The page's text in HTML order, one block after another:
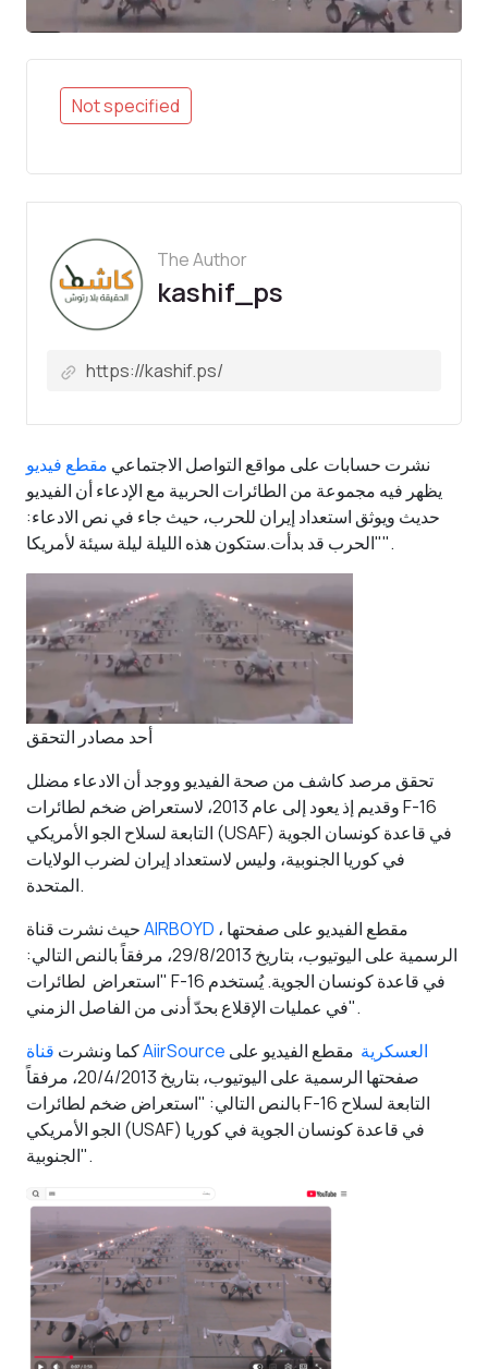
Not specified
The Author
kashif_ps
نشرت حسابات على مواقع التواصل الاجتماعي مقطع فيديو
يظهر فيه مجموعة من الطائرات الحربية مع الإدعاء أن الفيديو
حديث ويوثق استعداد إيران للحرب، حيث جاء في نص الادعاء:
"الحرب قد بدأت.ستكون هذه الليلة ليلة سيئة لأمريكا".
أحد مصادر التحقق
تحقق مرصد كاشف من صحة الفيديو ووجد أن الادعاء مضلل
وقديم إذ يعود إلى عام 2013، لاستعراض ضخم لطائرات F-16
التابعة لسلاح الجو الأمريكي (USAF) في قاعدة كونسان الجوية
في كوريا الجنوبية، وليس لاستعداد إيران لضرب الولايات
المتحدة.
AIRBOYD ، مقطع الفيديو على صفحتها
الرسمية على اليوتيوب، بتاريخ 29/8/2013، مرفقاً بالنص التالي:
"استعراض لطائرات F-16 في قاعدة كونسان الجوية. يُستخدم
في عمليات الإقلاع بحدّ أدنى من الفاصل الزمني".
كما ونشرت
قناة AiirSource العسكرية مقطع الفيديو على
صفحتها الرسمية على اليوتيوب، بتاريخ 20/4/2013، مرفقاً
بالنص التالي: "استعراض ضخم لطائرات F-16 التابعة لسلاح
الجو الأمريكي (USAF) في قاعدة كونسان الجوية في كوريا
الجنوبية".